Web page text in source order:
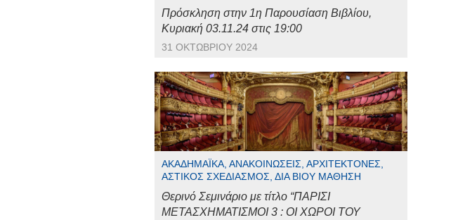
Πρόσκληση στην 1η Παρουσίαση Βιβλίου,
Κυριακή 03.11.24 στις 19:00
31 ΟΚΤΩΒΡΊΟΥ 2024
ΑΚΑΔΗΜΑΪΚΆ, ΑΝΑΚΟΙΝΏΣΕΙΣ, ΑΡΧΙΤΈΚΤΟΝΕΣ,
ΑΣΤΙΚΌΣ ΣΧΕΔΙΑΣΜΌΣ, ΔΙΆ ΒΊΟΥ ΜΆΘΗΣΗ
Θερινό Σεμινάριο με τίτλο “ΠΑΡΙΣΙ
ΜΕΤΑΣΧΗΜΑΤΙΣΜΟΙ 3 : ΟΙ ΧΩΡΟΙ ΤΟΥ